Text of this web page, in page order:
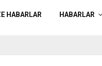
HABARLAR HABARLAR